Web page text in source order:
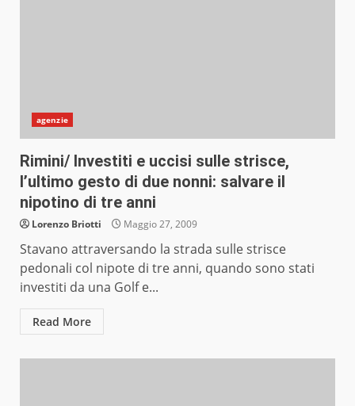
agenzie
Rimini/ Investiti e uccisi sulle strisce,
l’ultimo gesto di due nonni: salvare il
nipotino di tre anni
Lorenzo Briotti Maggio 27, 2009
Stavano attraversando la strada sulle strisce
pedonali col nipote di tre anni, quando sono stati
investiti da una Golf e...
Read More